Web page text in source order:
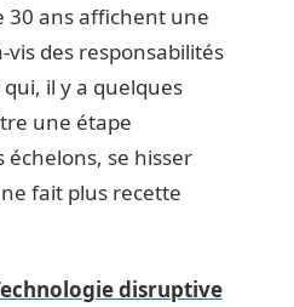
30 ans affichent une
vis des responsabilités
qui, il y a quelques
une étape
se hisser
fait plus recette
disruptive